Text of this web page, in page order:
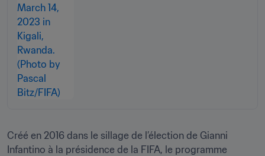
Créé en 2016 dans le sillage de l’élection de Gianni
Infantino à la présidence de la FIFA, le programme